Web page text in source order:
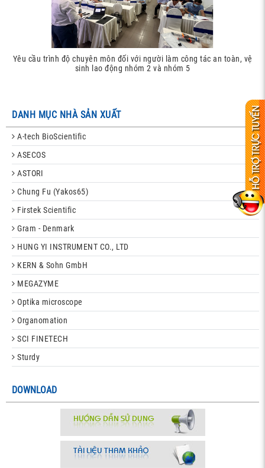
Yêu cầu trình độ chuyên môn đối với người làm công tác an toàn, vệ
sinh lao động nhóm 2 và nhóm 5
DANH MỤC NHÀ SẢN XUẤT
A-tech BioScientific
ASECOS
ASTORI
Chung Fu (Yakos65)
Firstek Scientific
Gram - Denmark
HUNG YI INSTRUMENT CO., LTD
KERN & Sohn GmbH
MEGAZYME
Optika microscope
Organomation
SCI FINETECH
Sturdy
DOWNLOAD